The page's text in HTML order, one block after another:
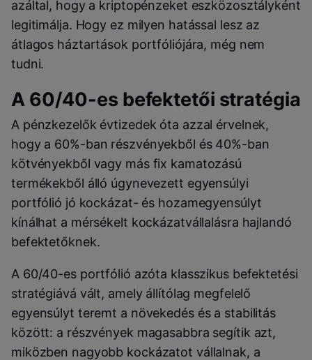
azáltal, hogy a kriptopénzeket eszközosztályként
legitimálja. Hogy ez milyen hatással lesz az
átlagos háztartások portfóliójára, még nem
tudni.
A 60/40-es befektetői stratégia
A pénzkezelők évtizedek óta azzal érvelnek,
hogy a 60%-ban részvényekből és 40%-ban
kötvényekből vagy más fix kamatozású
termékekből álló úgynevezett egyensúlyi
portfólió jó kockázat- és hozamegyensúlyt
kínálhat a mérsékelt kockázatvállalásra hajlandó
befektetőknek.
A 60/40-es portfólió azóta klasszikus befektetési
stratégiává vált, amely állítólag megfelelő
egyensúlyt teremt a növekedés és a stabilitás
között: a részvények magasabbra segítik azt,
miközben nagyobb kockázatot vállalnak, a